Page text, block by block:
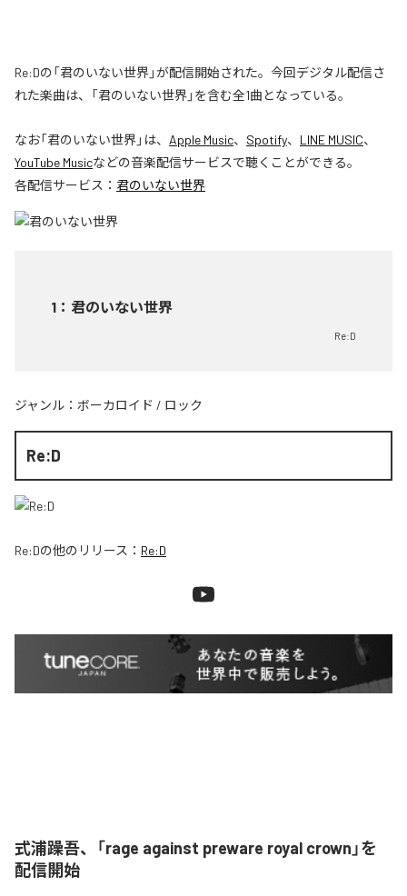
Re:Dの「君のいない世界」が配信開始された。今回デジタル配信さ
れた楽曲は、「君のいない世界」を含む全1曲となっている。
なお「君のいない世界」は、 Apple Music、 Spotify、 LINE MUSIC、
YouTube Musicなどの音楽配信サービスで聴くことができる。
各配信サービス： 君のいない世界
1 ： 君のいない世界
Re:D
ジャンル： ボーカロイド / ロック
Re:D
Re:Dの他のリリース： Re:D
式浦躁吾、「rage against preware royal crown」を
配信開始